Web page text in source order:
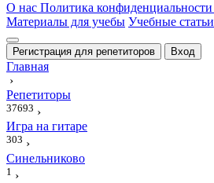
О нас Политика конфиденциальности
Материалы для учебы Учебные статьи
Регистрация для репетиторов Вход
Главная
›
Репетиторы
37693 ›
Игра на гитаре
303 ›
Синельниково
1 ›